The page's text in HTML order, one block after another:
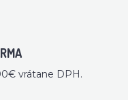
vrátane DPH.